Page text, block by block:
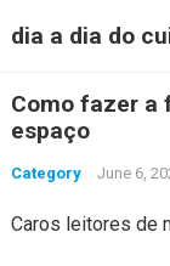
dia a dia do
Como fazer a
espaço
Category June 6,
Caros leitores de